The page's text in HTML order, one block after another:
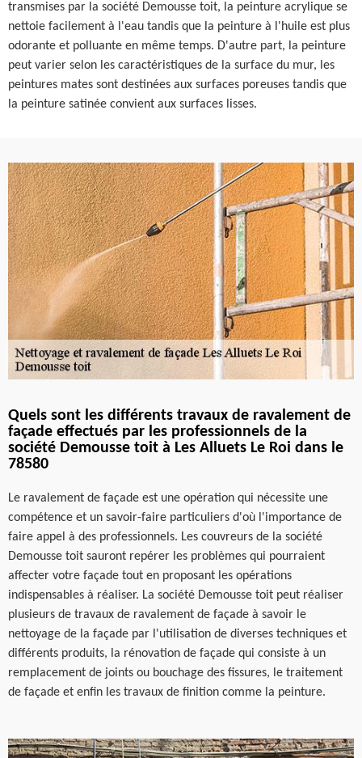
transmises par la société Demousse toit, la peinture acrylique se
nettoie facilement à l'eau tandis que la peinture à l'huile est plus
odorante et polluante en même temps. D'autre part, la peinture
peut varier selon les caractéristiques de la surface du mur, les
peintures mates sont destinées aux surfaces poreuses tandis que
la peinture satinée convient aux surfaces lisses.
Quels sont les différents travaux de ravalement de
façade effectués par les professionnels de la
société Demousse toit à Les Alluets Le Roi dans le
78580
Le ravalement de façade est une opération qui nécessite une
compétence et un savoir-faire particuliers d'où l'importance de
faire appel à des professionnels. Les couvreurs de la société
Demousse toit sauront repérer les problèmes qui pourraient
affecter votre façade tout en proposant les opérations
indispensables à réaliser. La société Demousse toit peut réaliser
plusieurs de travaux de ravalement de façade à savoir le
nettoyage de la façade par l'utilisation de diverses techniques et
différents produits, la rénovation de façade qui consiste à un
remplacement de joints ou bouchage des fissures, le traitement
de façade et enfin les travaux de finition comme la peinture.